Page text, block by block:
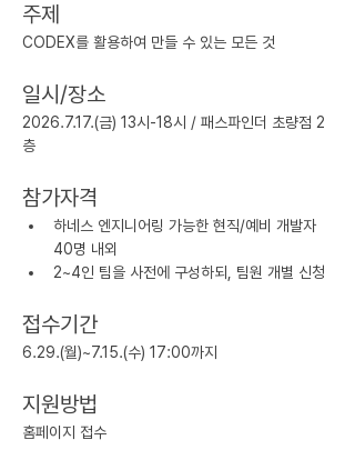
주제
CODEX를 활용하여 만들 수 있는 모든 것
일시/장소
2026.7.17.(금) 13시-18시 / 패스파인더 초량점 2
층
참가자격
하네스 엔지니어링 가능한 현직/예비 개발자
40명 내외
2~4인 팀을 사전에 구성하되, 팀원 개별 신청
접수기간
6.29.(월)~7.15.(수) 17:00까지
지원방법
홈페이지 접수